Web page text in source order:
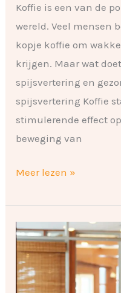
Koffie is een van de
wereld. Veel mensen
kopje koffie om
krijgen. Maar wat
spijsvertering en
spijsvertering Koffie
stimulerende effect
beweging van
Meer lezen »
Genieten
van
een
culinaire